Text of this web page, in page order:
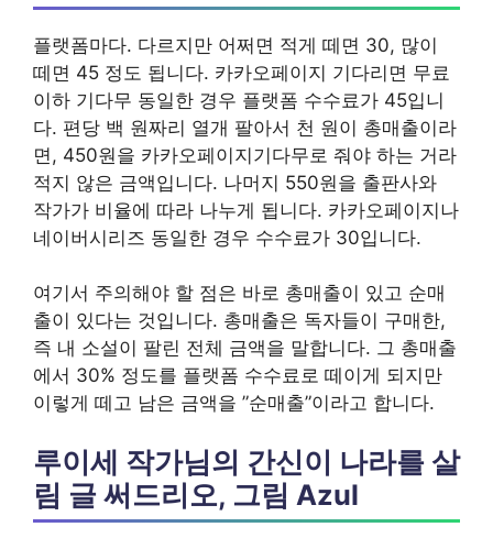
플랫폼마다. 다르지만 어쩌면 적게 떼면 30, 많이
떼면 45 정도 됩니다. 카카오페이지 기다리면 무료
이하 기다무 동일한 경우 플랫폼 수수료가 45입니
다. 편당 백 원짜리 열개 팔아서 천 원이 총매출이라
면, 450원을 카카오페이지기다무로 줘야 하는 거라
적지 않은 금액입니다. 나머지 550원을 출판사와
작가가 비율에 따라 나누게 됩니다. 카카오페이지나
네이버시리즈 동일한 경우 수수료가 30입니다.
여기서 주의해야 할 점은 바로 총매출이 있고 순매
출이 있다는 것입니다. 총매출은 독자들이 구매한,
즉 내 소설이 팔린 전체 금액을 말합니다. 그 총매출
에서 30% 정도를 플랫폼 수수료로 떼이게 되지만
이렇게 떼고 남은 금액을 ”순매출”이라고 합니다.
루이세 작가님의 간신이 나라를 살
림 글 써드리오, 그림 Azul